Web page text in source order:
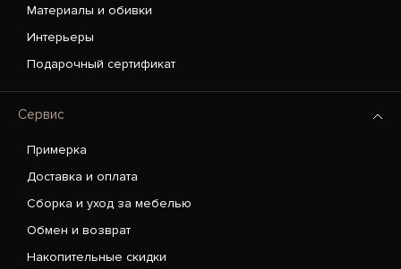
Материалы и обивки
Интерьеры
Подарочный сертификат
Сервис
Примерка
Доставка и оплата
Сборка и уход за мебелью
Обмен и возврат
Накопительные скидки